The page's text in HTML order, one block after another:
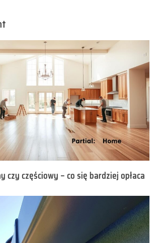
czy częściowy – co się bardziej opłaca